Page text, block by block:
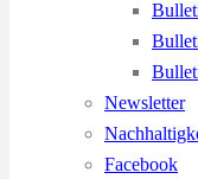
Newsletter
Facebook